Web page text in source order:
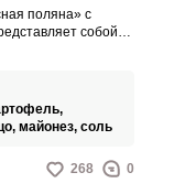
поляна» с
собой
всем, кто
сочетание
майонез, соль
268 0